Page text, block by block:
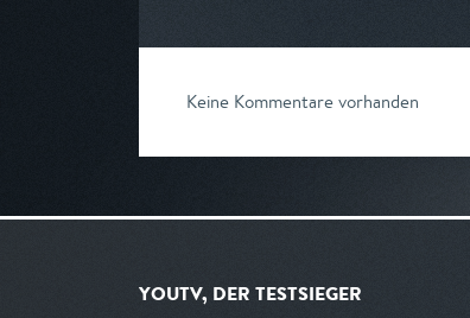
Keine Kommentare vorhanden
YOUTV, DER TESTSIEGER